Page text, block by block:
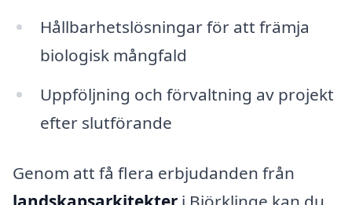
Hållbarhetslösningar för att främja
biologisk mångfald
Uppföljning och förvaltning av projekt
efter slutförande
Genom att få flera erbjudanden från